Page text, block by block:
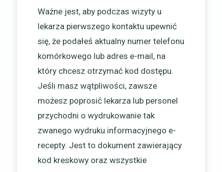
Ważne jest, aby podczas wizyty u
lekarza pierwszego kontaktu upewnić
się, że podałeś aktualny numer telefonu
komórkowego lub adres e-mail, na
który chcesz otrzymać kod dostępu.
Jeśli masz wątpliwości, zawsze
możesz poprosić lekarza lub personel
przychodni o wydrukowanie tak
zwanego wydruku informacyjnego e-
recepty. Jest to dokument zawierający
kod kreskowy oraz wszystkie